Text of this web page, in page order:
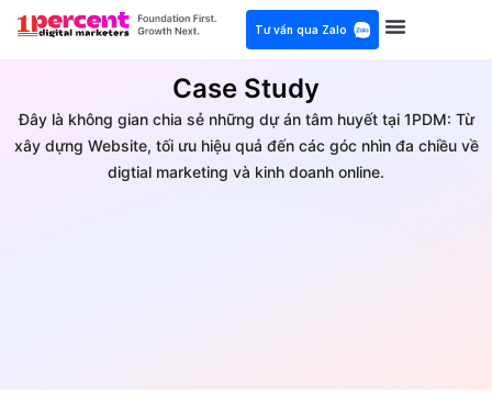
Tư vấn qua Zalo
Case Study
Đây là không gian chia sẻ những dự án tâm huyết tại 1PDM: Từ
xây dựng Website, tối ưu hiệu quả đến các góc nhìn đa chiều về
digtial marketing và kinh doanh online.